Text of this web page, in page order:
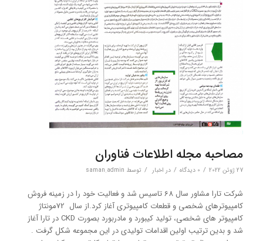
مصاحبه مجله اطلاعات فناوران
27 ژوئن 2022 / 0 دیدگاه‌ / در اخبار / توسط saman.admin
شرکت تارا مشاور سال 68 تاسیس شد و فعالیت خود را در زمینه فروش
کامپیوترهای شخصی و قطعات کامپیوتری آغاز کرد.از سال 72مونتاژ
کامپیوتر های شخصی، تولید کیبورد و مادربورد بصورت CKD در تارا آغاز
شد و بدین ترتیب اولین اقدامات تولیدی در این مجموعه شکل گرفت .